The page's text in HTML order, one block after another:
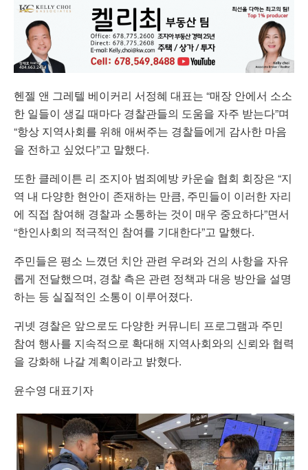
헨젤 앤 그레텔 베이커리 서정혜 대표는 “매장 안에서 소소
한 일들이 생길 때마다 경찰관들의 도움을 자주 받는다”며
“항상 지역사회를 위해 애써주는 경찰들에게 감사한 마음
을 전하고 싶었다”고 말했다.
또한 클레이튼 리 조지아 범죄예방 카운슬 협회 회장은 “지
역 내 다양한 현안이 존재하는 만큼, 주민들이 이러한 자리
에 직접 참여해 경찰과 소통하는 것이 매우 중요하다”면서
“한인사회의 적극적인 참여를 기대한다”고 말했다.
주민들은 평소 느꼈던 치안 관련 우려와 건의 사항을 자유
롭게 전달했으며, 경찰 측은 관련 정책과 대응 방안을 설명
하는 등 실질적인 소통이 이루어졌다.
귀넷 경찰은 앞으로도 다양한 커뮤니티 프로그램과 주민
참여 행사를 지속적으로 확대해 지역사회와의 신뢰와 협력
을 강화해 나갈 계획이라고 밝혔다.
윤수영 대표기자